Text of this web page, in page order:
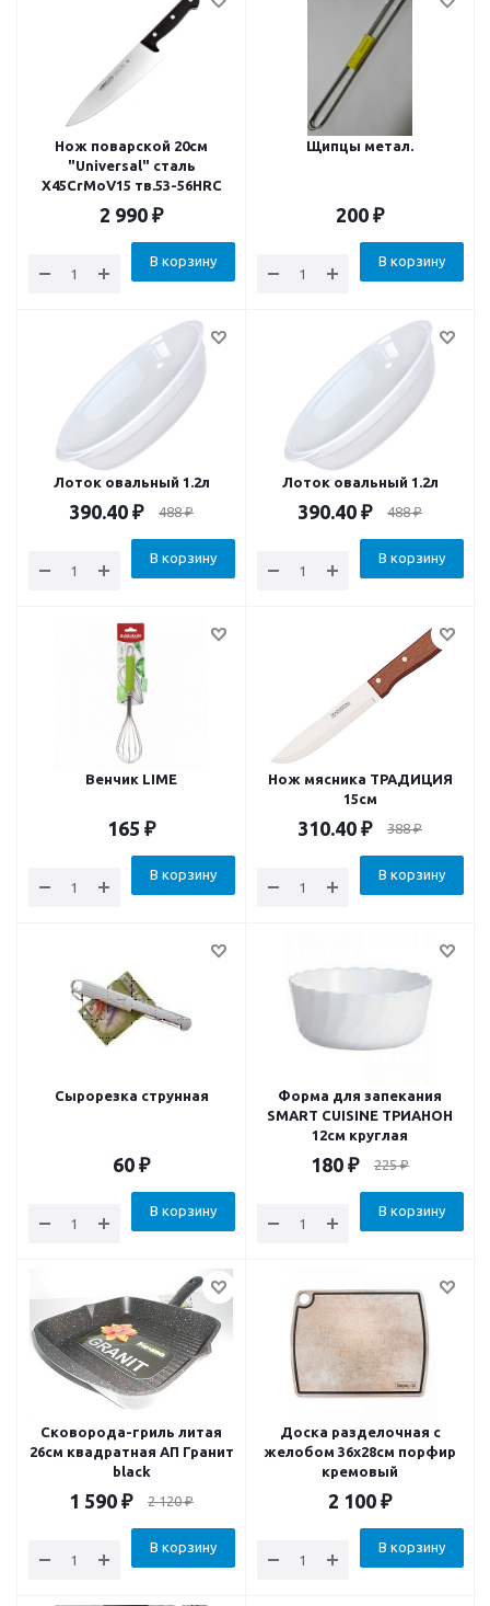
Нож поварской 20см
"Universal" сталь
X45CrMoV15 тв.53-56HRC
2 990 ₽
В корзину
Щипцы метал.
200 ₽
В корзину
Лоток овальный 1.2л
390.40 ₽ 488₽
В корзину
Лоток овальный 1.2л
390.40 ₽ 488₽
В корзину
Венчик LIME
165 ₽
В корзину
Нож мясника ТРАДИЦИЯ
15см
310.40 ₽ 388₽
В корзину
Сырорезка струнная
60 ₽
В корзину
Форма для запекания
SMART CUISINE ТРИАНОН
12см круглая
180 ₽ 225₽
В корзину
Сковорода-гриль литая
26см квадратная АП Гранит
black
1 590 ₽ 2 120₽
В корзину
Доска разделочная c
желобом 36х28см порфир
кремовый
2 100 ₽
В корзину